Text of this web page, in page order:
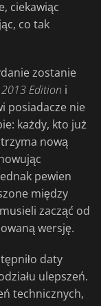
ciekawiąc
co tak
zostanie
2013 Edition i
posiadacze nie
każdy, kto już
nową
pewien
między
zacząć od
wersję.
daty
ulepszeń.
technicznych,